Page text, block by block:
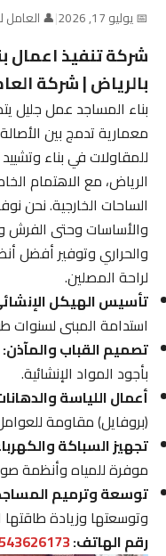
📅 يوليو 17, 2026 |👤 العامل
شركة تنفيذ اعمال
بالرياض | شركة
بناء المساجد عمل جليل
معمارية تدمج بين
للمقاولات في بناء
الرياض، مع الاهتمام
الساحات الخارجية. نحن
والأساسات وحتى الفرش
والحراري وتوفير أفضل
لراحة المصلين.
تأسيس الهيكل الإنشائي:
استدامة المبنى لسنوات
تصميم القباب والمآذن:
بأجود المواد الإنشائية.
أعمال اللياسة والدهانات:
(بروفايل) مقاومة للعوامل
تجهيز السباكة والكهرباء:
موفرة للمياه وأنظمة
توسعة وترميم المساجد:
وتوسعتها وزيادة طاقتها
رقم الهاتف:0543626173